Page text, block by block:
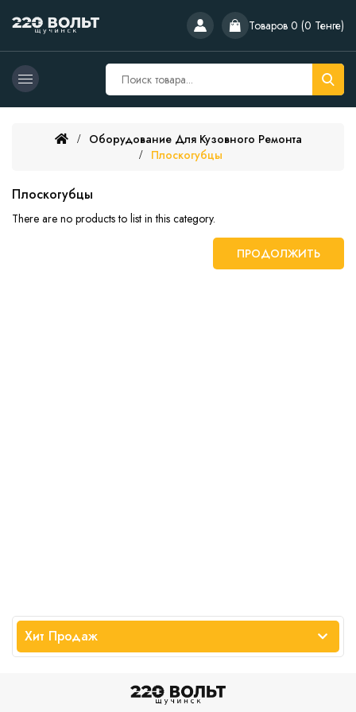
Товаров 0 (0 Тенге)
Оборудование Для Кузовного Ремонта
Плоскогубцы
Плоскогубцы
There are no products to list in this category.
ПРОДОЛЖИТЬ
Хит Продаж